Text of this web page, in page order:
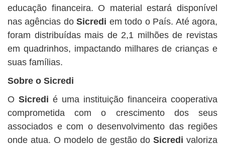
educação financeira. O material estará disponível
nas agências doSicredi em todo o País. Até agora,
foram distribuídas mais de 2,1 milhões de revistas
em quadrinhos, impactando milhares de crianças e
suas famílias.
Sobre o Sicredi
O Sicredi é uma instituição financeira cooperativa
comprometida com o crescimento dos seus
associados e com o desenvolvimento das regiões
onde atua. O modelo de gestão do Sicredi valoriza